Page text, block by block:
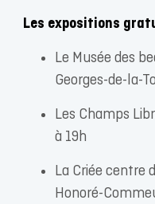
Les expositions
Le Musée des
Georges-de-la-
Les Champs
à 19h
La Criée centre
Honoré-